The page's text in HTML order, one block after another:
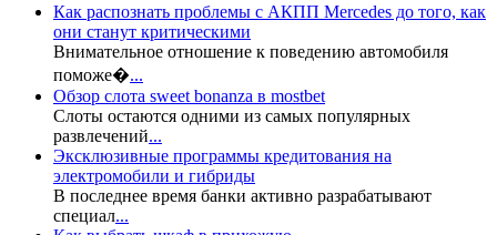
Как распознать проблемы с АКПП Mercedes до того, как
они станут критическими
Внимательное отношение к поведению автомобиля
поможе�...
Обзор слота sweet bonanza в mostbet
Слоты остаются одними из самых популярных
развлечений...
Эксклюзивные программы кредитования на
электромобили и гибриды
В последнее время банки активно разрабатывают
специал...